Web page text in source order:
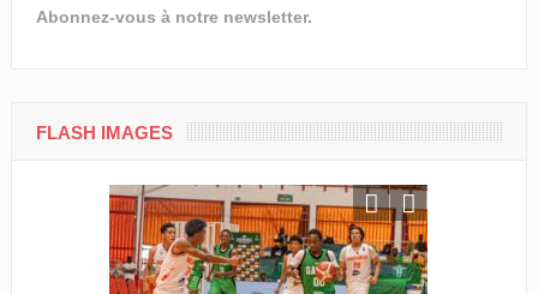
Abonnez-vous à notre newsletter.
FLASH IMAGES